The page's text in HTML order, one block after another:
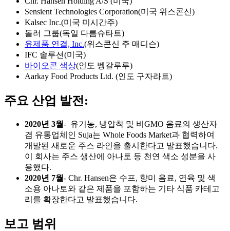
Sensient Technologies Corporation(미국 위스콘신)
Kalsec Inc.(미국 미시간주)
돌러 그룹(독일 다름슈타트)
유제품 연결, Inc.(위스콘신 주 매디슨)
IFC 솔루션(미국)
바이오콘 색상(인도 벵갈루루)
Aarkay Food Products Ltd. (인도 구자라트)
주요 산업 발전:
2020년 3월- 유기농, 냉압착 및 비GMO 음료의 생산자
겸 유통업체인 Suja는 Whole Foods Market과 협력하여
개발된 새로운 주스 라인을 출시한다고 발표했습니다.
이 회사는 주스 생산에 아나토 등 천연 색소 성분을 사
용했다.
2020년 7월- Chr. Hansen은 수프, 향미 음료, 연육 및 색
소용 아나토와 같은 제품을 포함하는 기타 식품 카테고
리를 확장한다고 발표했습니다.
보고 범위